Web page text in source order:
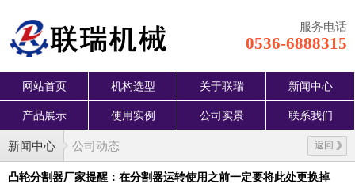
服务电话
0536-6888315
网站首页 机构选型 关于联瑞 新闻中心
产品展示 使用实例 公司实景 联系我们
新闻中心 返回
公司动态
凸轮分割器厂家提醒：在分割器运转使用之前一定要将此处更换掉